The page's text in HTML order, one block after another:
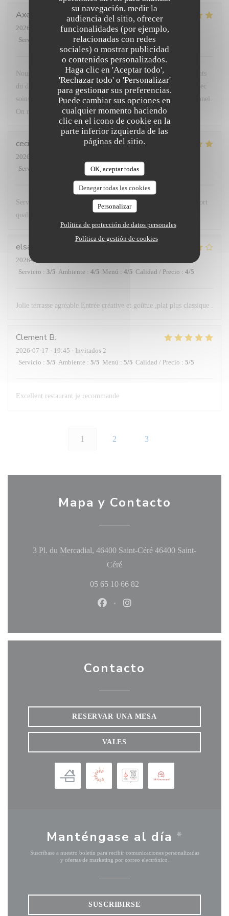
su navegación, medir la
audiencia del sitio, ofrecer
funcionalidades (por ejemplo,
relacionadas con redes
sociales) o mostrar publicidad
o contenidos personalizados.
Haga clic en 'Aceptar todo',
'Rechazar todo' o 'Personalizar'
para gestionar sus preferencias.
Puede cambiar sus opciones en
cualquier momento haciendo
clic en el icono de cookie en la
parte inferior izquierda de las
páginas del sitio.
OK, aceptar todas
Denegar todas las cookies
Personalizar
Política de protección de datos personales
Política de gestión de cookies
Axelle
2026-07-24
- 20:15 - Invitados 4
Servicio
Ambiente: 4/5 Menú : 5/5 Calidad / Precio
Nous avons passé un très bon moment. Les plats étaient excellents
du début à la fin. Un savoureux mélange de saveurs, cuisiner avec
soins et très bien présentés. Personnel très agréable et professionnel.
On recommande vivement pour les épicuriens.
cecile
2026-07-24
Servicio
5/5 Menú: 5/5 Calidad / Precio
Service impeccable, carte courte mais délicieuse. Très bon rapport
qualité prix.
elsa
2026-07-18
Servicio : 3/5 Ambiente : 4/5 Menú : 4/5 Calidad / Precio : 4/5
Jolie terrasse agréable Entrée créative et goûtue ,plat plus classique .
Clement B
2026-07-17 - 19:45 - Invitados 2
Servicio : 5/5 Ambiente : 5/5 Menú : 5/5 Calidad / Precio : 5/5
Excellent restaurant je recommande
1 2 3
Mapa y Contacto
3 Pl. du Mercadial, 46400 Saint-Céré 46400 Saint-
Céré((abre en una nueva ventana))
05 65 10 66 82
Facebook ((abre en una nueva
Contacto
RESERVAR UNA MESA
VALES
Manténgase al día *
Suscríbase a nuestro boletín para recibir comunicaciones personalizadas
y ofertas de marketing por correo electrónico.
SUSCRIBIRSE